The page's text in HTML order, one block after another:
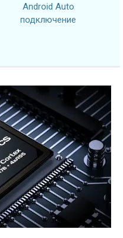
Android Auto
подключение